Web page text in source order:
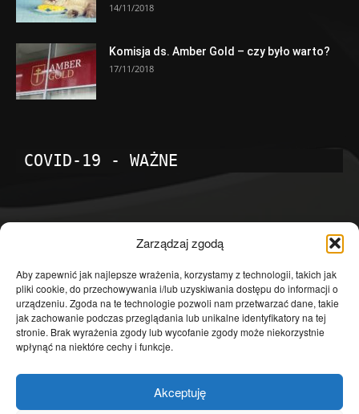
Zarządzaj zgodą
Aby zapewnić jak najlepsze wrażenia, korzystamy z technologii, takich jak
pliki cookie, do przechowywania i/lub uzyskiwania dostępu do informacji o
urządzeniu. Zgoda na te technologie pozwoli nam przetwarzać dane, takie
jak zachowanie podczas przeglądania lub unikalne identyfikatory na tej
stronie. Brak wyrażenia zgody lub wycofanie zgody może niekorzystnie
wpłynąć na niektóre cechy i funkcje.
Akceptuję
14/11/2018
Komisja ds. Amber Gold – czy było warto?
17/11/2018
COVID-19 - WAŻNE
Temat dnia
4601
Publicystyka
4363
Polityka
3639
Polska
Społeczeństwo
2823